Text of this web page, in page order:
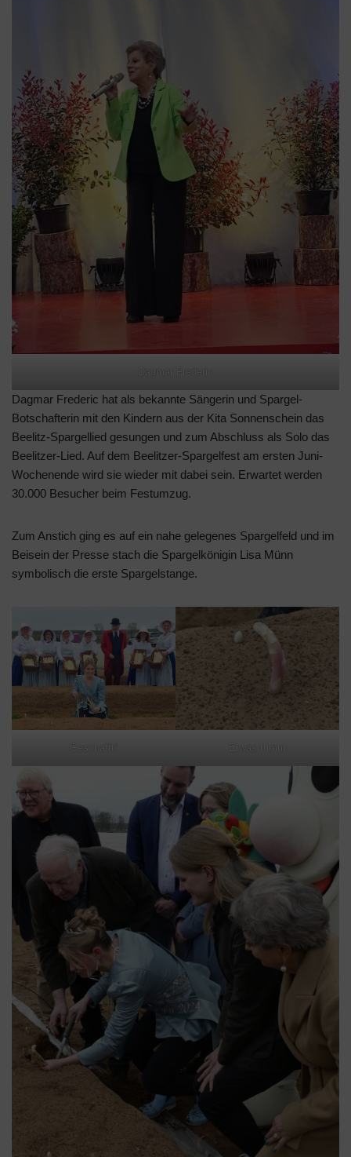
Dagmar Frederic hat als bekannte Sängerin und Spargel-
Botschafterin mit den Kindern aus der Kita Sonnenschein das
Beelitz-Spargellied gesungen und zum Abschluss als Solo das
Beelitzer-Lied. Auf dem Beelitzer-Spargelfest am ersten Juni-
Wochenende wird sie wieder mit dabei sein. Erwartet werden
30.000 Besucher beim Festumzug.
Zum Anstich ging es auf ein nahe gelegenes Spargelfeld und im
Beisein der Presse stach die Spargelkönigin Lisa Münn
symbolisch die erste Spargelstange.
Geschafft!